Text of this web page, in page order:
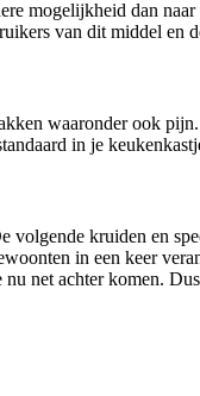
mogelijkheid dan
van dit middel en
waaronder ook
in je
kruiden en
in een keer
net achter komen. Dus